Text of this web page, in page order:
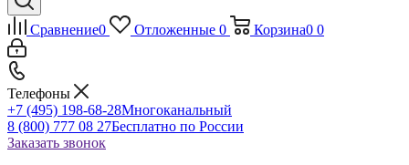
Сравнение0 Отложенные 0 Корзина0 0
Телефоны
+7 (495) 198-68-28Многоканальный
8 (800) 777 08 27Бесплатно по России
Заказать звонок